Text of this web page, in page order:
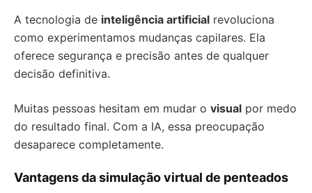
A tecnologia de inteligência artificial revoluciona
como experimentamos mudanças capilares. Ela
oferece segurança e precisão antes de qualquer
decisão definitiva.
Muitas pessoas hesitam em mudar o visual por medo
do resultado final. Com a IA, essa preocupação
desaparece completamente.
Vantagens da simulação virtual de penteados